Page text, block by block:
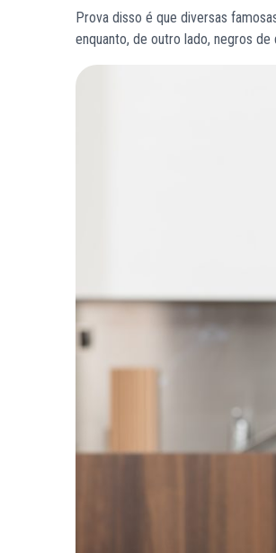
Prova disso é que diversas
enquanto, de outro lado, negros